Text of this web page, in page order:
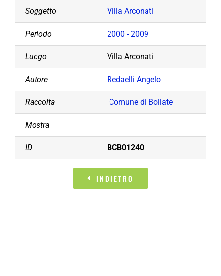
Soggetto Villa Arconati
Periodo 2000 - 2009
Luogo Villa Arconati
Autore Redaelli Angelo
Raccolta Comune di Bollate
Mostra
ID BCB01240
INDIETRO